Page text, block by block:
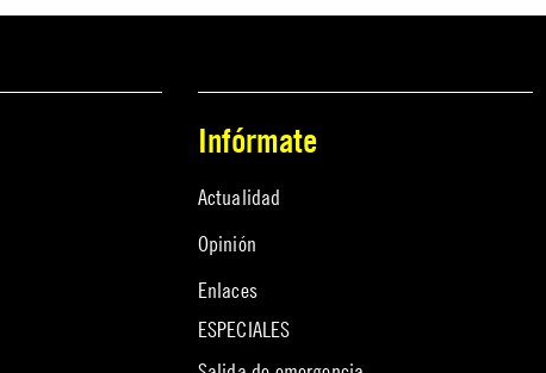
Infórmate
Actualidad
Opinión
Enlaces
ESPECIALES